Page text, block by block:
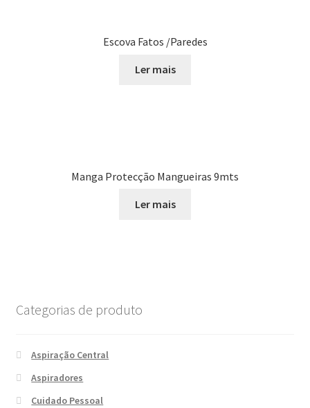
Escova Fatos /Paredes
Ler mais
Manga Protecção Mangueiras 9mts
Ler mais
Categorias de produto
Aspiração Central
Aspiradores
Cuidado Pessoal